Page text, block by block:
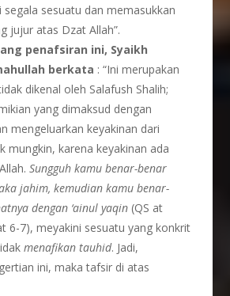
segala sesuatu dan memasukkan
jujur atas Dzat Allah”.
penafsiran ini, Syaikh
berkata : “Ini merupakan
dikenal oleh Salafush Shalih;
yang dimaksud dengan
mengeluarkan keyakinan dari
mungkin, karena keyakinan ada
Sungguh kamu benar-benar
jahim, kemudian kamu benar-
dengan ‘ainul yaqin (QS at
6-7), meyakini sesuatu yang konkrit
menafikan tauhid. Jadi,
ini, maka tafsir di atas